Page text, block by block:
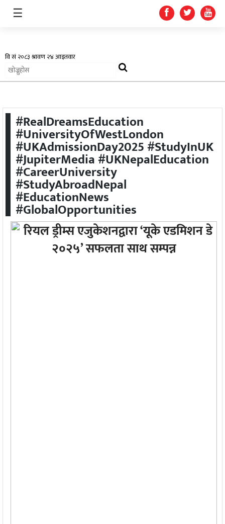
अर्थतन्त्र
स्वास्थ्य
शिक्षा
प्रदेश
खेलकुद
सूचना
प्रविधि
अन्तर्राष्ट्रिय
☰
#RealDreamsEducation
#UniversityOfWestLondon
#UKAdmissionDay2025 #StudyInUK
#JupiterMedia #UKNepalEducation
#CareerUniversity
#StudyAbroadNepal
#EducationNews
#GlobalOpportunities